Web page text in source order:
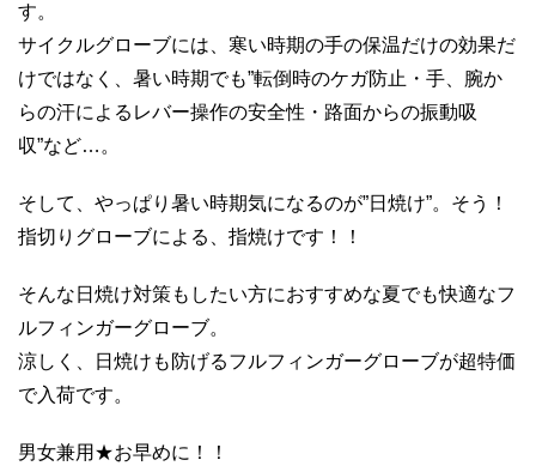
す。
サイクルグローブには、寒い時期の手の保温だけの効果だ
けではなく、暑い時期でも”転倒時のケガ防止・手、腕か
らの汗によるレバー操作の安全性・路面からの振動吸
収”など…。
そして、やっぱり暑い時期気になるのが”日焼け”。そう！
指切りグローブによる、指焼けです！！
そんな日焼け対策もしたい方におすすめな夏でも快適なフ
ルフィンガーグローブ。
涼しく、日焼けも防げるフルフィンガーグローブが超特価
で入荷です。
男女兼用★お早めに！！